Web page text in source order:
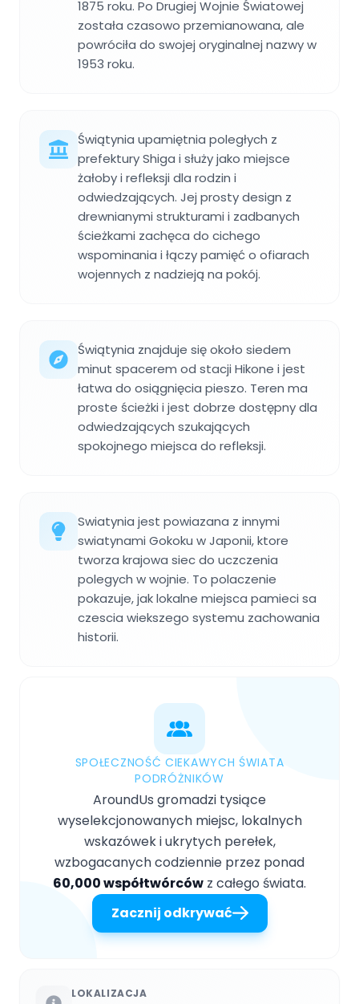
1875 roku. Po Drugiej Wojnie Światowej
została czasowo przemianowana, ale
powróciła do swojej oryginalnej nazwy w
1953 roku.
Świątynia upamiętnia poległych z
prefektury Shiga i służy jako miejsce
żałoby i refleksji dla rodzin i
odwiedzających. Jej prosty design z
drewnianymi strukturami i zadbanych
ścieżkami zachęca do cichego
wspominania i łączy pamięć o ofiarach
wojennych z nadzieją na pokój.
Świątynia znajduje się około siedem
minut spacerem od stacji Hikone i jest
łatwa do osiągnięcia pieszo. Teren ma
proste ścieżki i jest dobrze dostępny dla
odwiedzających szukających
spokojnego miejsca do refleksji.
Swiatynia jest powiazana z innymi
swiatynami Gokoku w Japonii, ktore
tworza krajowa siec do uczczenia
polegych w wojnie. To polaczenie
pokazuje, jak lokalne miejsca pamieci sa
czescia wiekszego systemu zachowania
historii.
SPOŁECZNOŚĆ CIEKAWYCH ŚWIATA
PODRÓŻNIKÓW
AroundUs gromadzi tysiące
wyselekcjonowanych miejsc, lokalnych
wskazówek i ukrytych perełek,
wzbogacanych codziennie przez ponad
60,000 współtwórców z całego świata.
Zacznij odkrywać
LOKALIZACJA